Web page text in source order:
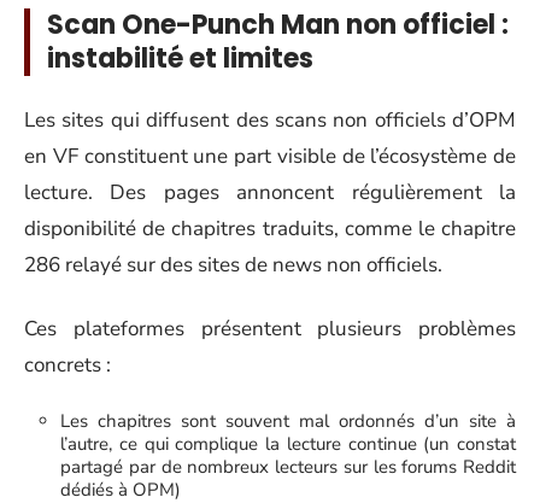
Scan One-Punch Man non officiel :
instabilité et limites
Les sites qui diffusent des scans non officiels d’OPM
en VF constituent une part visible de l’écosystème de
lecture. Des pages annoncent régulièrement la
disponibilité de chapitres traduits, comme le chapitre
286 relayé sur des sites de news non officiels.
Ces plateformes présentent plusieurs problèmes
concrets :
Les chapitres sont souvent mal ordonnés d’un site à
l’autre, ce qui complique la lecture continue (un constat
partagé par de nombreux lecteurs sur les forums Reddit
dédiés à OPM)